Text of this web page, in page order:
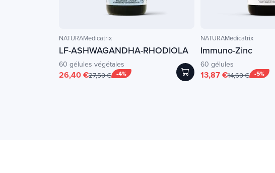
NATURAMedicatrix
LF-ASHWAGANDHA-RHODIOLA
60 gélules végétales
-4%
26,40 €27,50 €
NATURAMedicatrix
Immuno-Zinc
60 gélules
-5%
13,87 €14,60 €